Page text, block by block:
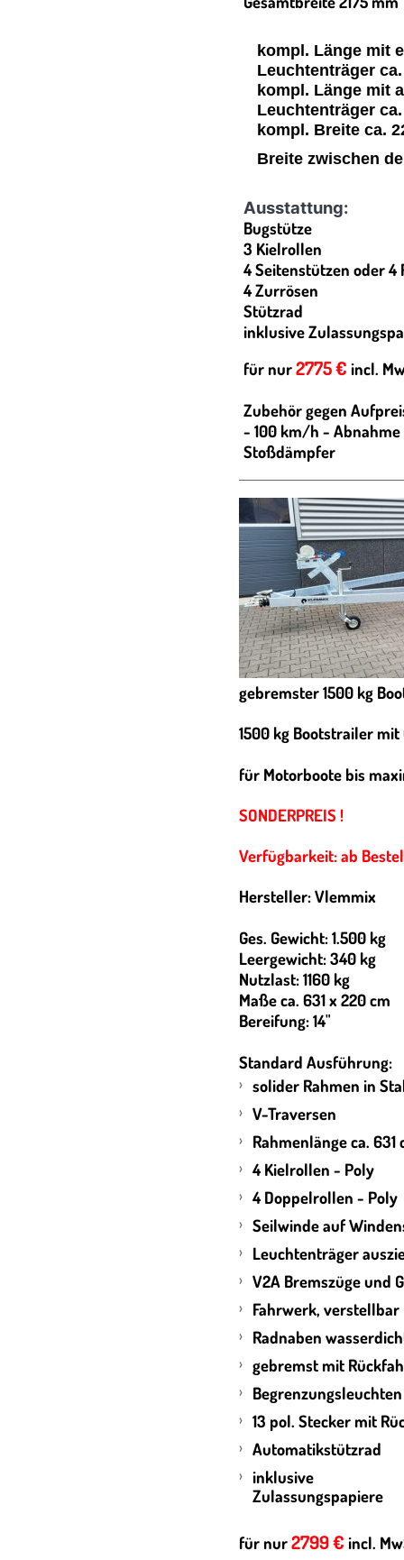
kompl. Länge mit
Leuchtenträger
kompl. Länge mit
Leuchtenträger
kompl. Breite ca.
Breite zwischen
Ausstattung:
Bugstütze
3 Kielrollen
4 Seitenstützen oder 4
4 Zurrösen
Stützrad
inklusive
für nur2775 € incl.
Zubehör gegen
- 100 km/h -
Stoßdämpfer
gebremster 1500 kg
1500 kg Bootstrailer
für Motorboote bis
SONDERPREIS !
Verfügbarkeit: ab
Hersteller: Vlemmix
Ges. Gewicht: 1.500 kg
Leergewicht: 340 kg
Nutzlast: 1160 kg
Maße ca. 631 x 220 cm
Bereifung: 14"
Standard Ausführung:
solider Rahmen in
V-Traversen
Rahmenlänge ca. 631
4 Kielrollen - Poly
4 Doppelrollen - Poly
Seilwinde auf
Leuchtenträger
V2A Bremszüge und
Fahrwerk, verstellbar
Radnaben
gebremst mit
13 pol. Stecker mit
Automatikstützrad
inklusive
für nur2799 € incl.